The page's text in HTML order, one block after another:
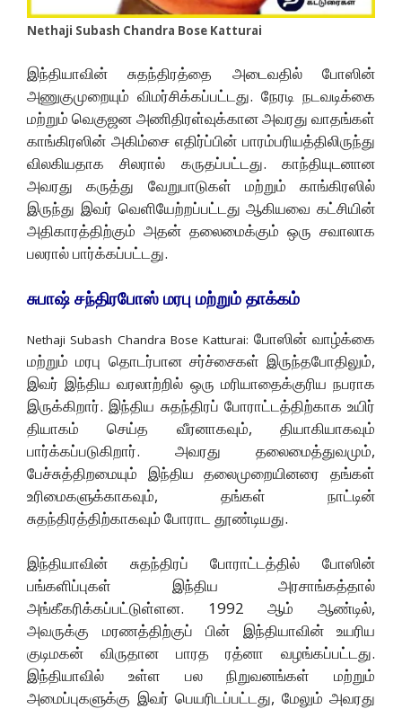
Nethaji Subash Chandra Bose Katturai
இந்தியாவின் சுதந்திரத்தை அடைவதில் போஸின்
அணுகுமுறையும் விமர்சிக்கப்பட்டது. நேரடி நடவடிக்கை
மற்றும் வெகுஜன அணிதிரள்வுக்கான அவரது வாதங்கள்
காங்கிரஸின் அகிம்சை எதிர்ப்பின் பாரம்பரியத்திலிருந்து
விலகியதாக சிலரால் கருதப்பட்டது. காந்தியுடனான
அவரது கருத்து வேறுபாடுகள் மற்றும் காங்கிரஸில்
இருந்து இவர் வெளியேற்றப்பட்டது ஆகியவை கட்சியின்
அதிகாரத்திற்கும் அதன் தலைமைக்கும் ஒரு சவாலாக
பலரால் பார்க்கப்பட்டது.
சுபாஷ் சந்திரபோஸ் மரபு மற்றும் தாக்கம்
Nethaji Subash Chandra Bose Katturai: போஸின் வாழ்க்கை
மற்றும் மரபு தொடர்பான சர்ச்சைகள் இருந்தபோதிலும்,
இவர் இந்திய வரலாற்றில் ஒரு மரியாதைக்குரிய நபராக
இருக்கிறார். இந்திய சுதந்திரப் போராட்டத்திற்காக உயிர்
தியாகம் செய்த வீரனாகவும், தியாகியாகவும்
பார்க்கப்படுகிறார். அவரது தலைமைத்துவமும்,
பேச்சுத்திறமையும் இந்திய தலைமுறையினரை தங்கள்
உரிமைகளுக்காகவும், தங்கள் நாட்டின்
சுதந்திரத்திற்காகவும் போராட தூண்டியது.
இந்தியாவின் சுதந்திரப் போராட்டத்தில் போஸின்
பங்களிப்புகள் இந்திய அரசாங்கத்தால்
அங்கீகரிக்கப்பட்டுள்ளன. 1992 ஆம் ஆண்டில்,
அவருக்கு மரணத்திற்குப் பின் இந்தியாவின் உயரிய
குடிமகன் விருதான பாரத ரத்னா வழங்கப்பட்டது.
இந்தியாவில் உள்ள பல நிறுவனங்கள் மற்றும்
அமைப்புகளுக்கு இவர் பெயரிடப்பட்டது, மேலும் அவரது